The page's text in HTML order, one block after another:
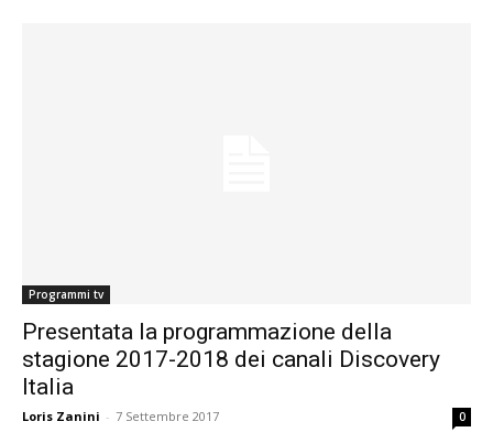
Programmi tv
Presentata la programmazione della
stagione 2017-2018 dei canali Discovery
Italia
Loris Zanini - 7 Settembre 2017 0